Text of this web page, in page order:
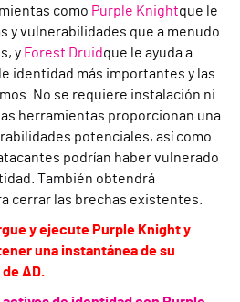
como Purple Knightque le
y vulnerabilidades que a menudo
y Forest Druidque le ayuda a
identidad más importantes y las
No se requiere instalación ni
herramientas proporcionan una
potenciales, así como
podrían haber vulnerado
También obtendrá
cerrar las brechas existentes.
y ejecute Purple Knight y
una instantánea de su
AD.